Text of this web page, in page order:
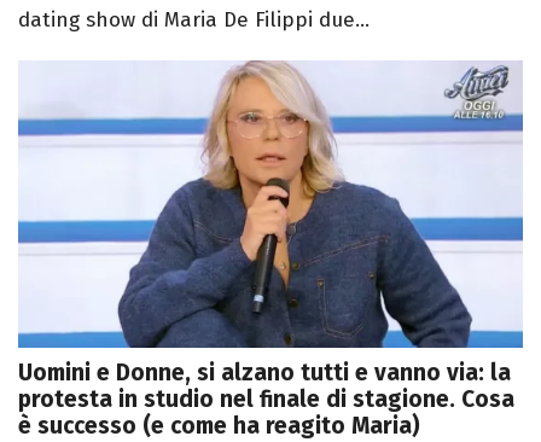
dating show di Maria De Filippi due...
Uomini e Donne, si alzano tutti e vanno via: la
protesta in studio nel finale di stagione. Cosa
è successo (e come ha reagito Maria)